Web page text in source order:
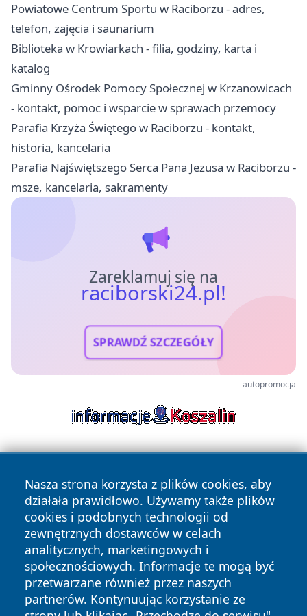
Powiatowe Centrum Sportu w Raciborzu - adres,
telefon, zajęcia i saunarium
Biblioteka w Krowiarkach - filia, godziny, karta i
katalog
Gminny Ośrodek Pomocy Społecznej w Krzanowicach
- kontakt, pomoc i wsparcie w sprawach przemocy
Parafia Krzyża Świętego w Raciborzu - kontakt,
historia, kancelaria
Parafia Najświętszego Serca Pana Jezusa w Raciborzu -
msze, kancelaria, sakramenty
Zareklamuj się na
raciborski24.pl!
SPRAWDŹ SZCZEGÓŁY
autopromocja
Nasza strona korzysta z plików cookies, aby
działała prawidłowo. Używamy także plików
cookies i podobnych technologii od
zewnętrznych dostawców w celach
analitycznych, marketingowych i
społecznościowych. Informacje te mogą być
przetwarzane również przez naszych
partnerów. Kontynuując korzystanie ze
Copyright © 2026 raciborski24.pl Wszystkie prawa
zastrzeżone.
News Autorzy
Polityka
Polityka